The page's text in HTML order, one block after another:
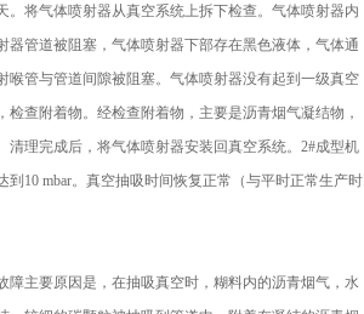
。将气体喷射器从真空系统上拆下检查。气体喷射器内
器管道被阻塞，气体喷射器下部存在黑色液体，气体通
喉管与管道间隙被阻塞。气体喷射器没有起到一级真空
检查附着物。经检查附着物，主要是沥青烟气凝结物，
清理完成后，将气体喷射器安装回真空系统。2#成型机
到10 mbar。真空抽吸时间恢复正常（与平时正常生产时
主要原因是，在抽吸真空时，糊料内的沥青烟气，水